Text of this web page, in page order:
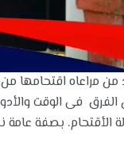
من مراعاه
فى الوقت
الأقتحام. بصفة